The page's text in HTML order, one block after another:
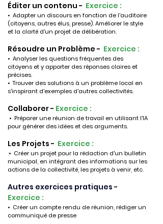
Éditer un contenu - Exercice :
•  Adapter un discours en fonction de l'auditoire
(citoyens, autres élus, presse). Améliorer le style
et la clarté d'un projet de délibération.
Résoudre un Problème - Exercice :
•  Analyser les questions fréquentes des
citoyens et y apporter des réponses claires et
précises.
•  Trouver des solutions à un problème local en
s'inspirant d'exemples d'autres collectivités.
Collaborer - Exercice :
•  Préparer une réunion de travail en utilisant l'IA
pour générer des idées et des arguments.
Les Projets - Exercice :
:•  Créer un projet pour la rédaction d'un bulletin
municipal, en intégrant des informations sur les
actions de la collectivité, les projets à venir, etc.
Autres exercices pratiques -
Exercice :
•  Créer un compte rendu de réunion, rédiger un
communiqué de presse